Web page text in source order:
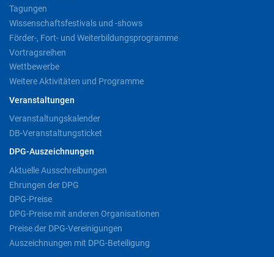
Tagungen
Wissenschaftsfestivals und -shows
Förder-, Fort- und Weiterbildungsprogramme
Vortragsreihen
Wettbewerbe
Weitere Aktivitäten und Programme
Veranstaltungen
Veranstaltungskalender
DB-Veranstaltungsticket
DPG-Auszeichnungen
Aktuelle Ausschreibungen
Ehrungen der DPG
DPG-Preise
DPG-Preise mit anderen Organisationen
Preise der DPG-Vereinigungen
Auszeichnungen mit DPG-Beteiligung